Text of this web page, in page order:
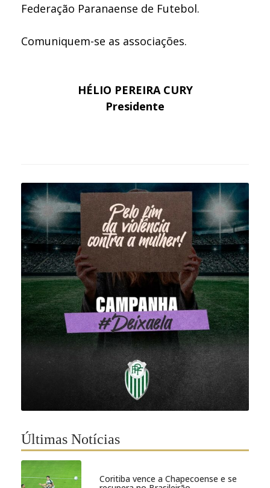
Federação Paranaense de Futebol.
Comuniquem-se as associações.
HÉLIO PEREIRA CURY
Presidente
Últimas Notícias
Coritiba vence a Chapecoense e se